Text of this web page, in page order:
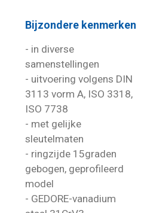
Bijzondere kenmerken
- in diverse
samenstellingen
- uitvoering volgens DIN
3113 vorm A, ISO 3318,
ISO 7738
- met gelijke
sleutelmaten
- ringzijde 15graden
gebogen, geprofileerd
model
- GEDORE-vanadium